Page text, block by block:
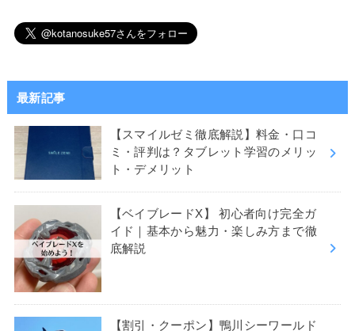
最新記事
【スマイルゼミ徹底解説】料金・口コ
ミ・評判は？タブレット学習のメリッ
ト・デメリット
【ベイブレードX】 初心者向け完全ガ
イド｜基本から魅力・楽しみ方まで徹
底解説
【割引・クーポン】鴨川シーワールド